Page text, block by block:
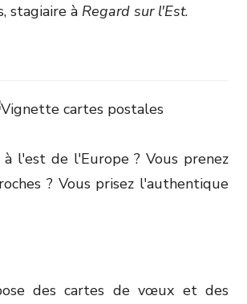
stagiaire à Regard sur l'Est.
l'est de l'Europe ? Vous prenez
? Vous prisez l'authentique
des cartes de vœux et des